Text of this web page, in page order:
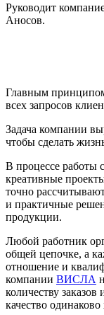
Руководит
Аносов.
Главным принципом
всех запросов
Задача компании
чтобы сделать
В процессе работы
креативные
точно
и практичные
продукции.
Любой работник
общей цепочке, а
отношение и
компании ВИСЛА
количеству
качество